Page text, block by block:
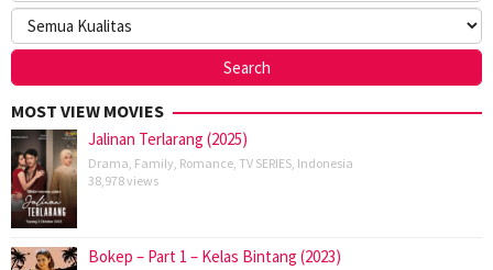
MOST VIEW MOVIES
Jalinan Terlarang (2025)
Drama Family Romance TV SERIES Indonesia
38,978 views
Bokep – Part 1 – Kelas Bintang (2023)